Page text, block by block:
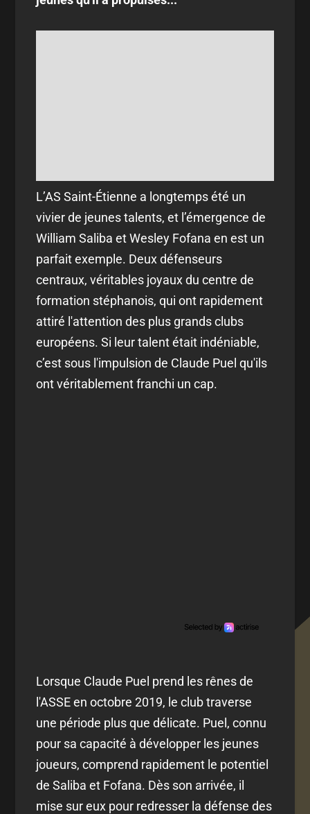
L’AS Saint-Étienne a longtemps été un
vivier de jeunes talents, et l’émergence de
William Saliba et Wesley Fofana en est un
parfait exemple. Deux défenseurs
centraux, véritables joyaux du centre de
formation stéphanois, qui ont rapidement
attiré l'attention des plus grands clubs
européens. Si leur talent était indéniable,
c’est sous l'impulsion de Claude Puel qu'ils
ont véritablement franchi un cap.
Lorsque Claude Puel prend les rênes de
l'ASSE en octobre 2019, le club traverse
une période plus que délicate. Puel, connu
pour sa capacité à développer les jeunes
joueurs, comprend rapidement le potentiel
de Saliba et Fofana. Dès son arrivée, il
mise sur eux pour redresser la défense des